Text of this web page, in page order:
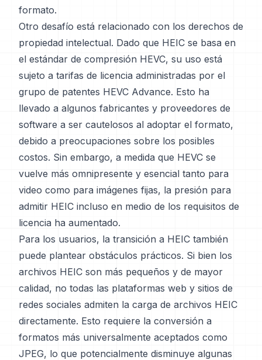
formato.
Otro desafío está relacionado con los derechos de
propiedad intelectual. Dado que HEIC se basa en
el estándar de compresión HEVC, su uso está
sujeto a tarifas de licencia administradas por el
grupo de patentes HEVC Advance. Esto ha
llevado a algunos fabricantes y proveedores de
software a ser cautelosos al adoptar el formato,
debido a preocupaciones sobre los posibles
costos. Sin embargo, a medida que HEVC se
vuelve más omnipresente y esencial tanto para
video como para imágenes fijas, la presión para
admitir HEIC incluso en medio de los requisitos de
licencia ha aumentado.
Para los usuarios, la transición a HEIC también
puede plantear obstáculos prácticos. Si bien los
archivos HEIC son más pequeños y de mayor
calidad, no todas las plataformas web y sitios de
redes sociales admiten la carga de archivos HEIC
directamente. Esto requiere la conversión a
formatos más universalmente aceptados como
JPEG, lo que potencialmente disminuye algunas